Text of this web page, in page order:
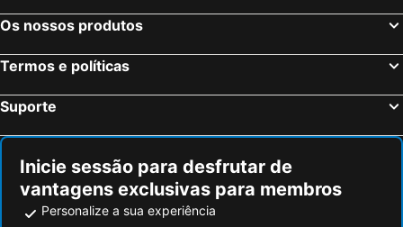
Os nossos produtos
Termos e políticas
Suporte
Inicie sessão para desfrutar de
vantagens exclusivas para membros
Personalize a sua experiência